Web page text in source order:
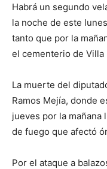
Habrá un segundo
la noche de este
tanto que por la
el cementerio de Villa
La muerte del
Ramos Mejía, donde
jueves por la
de fuego que afectó
Por el ataque a